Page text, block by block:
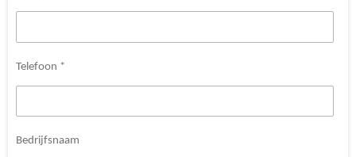
Telefoon *
Bedrijfsnaam